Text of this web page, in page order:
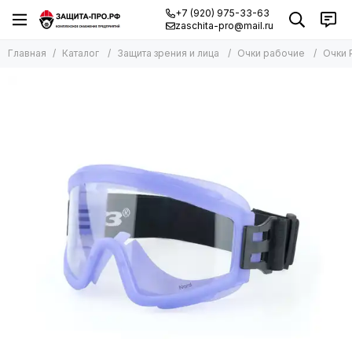
+7 (920) 975-33-63
zaschita-pro@mail.ru
Главная Каталог Защита зрения и лица Очки рабочие Очки